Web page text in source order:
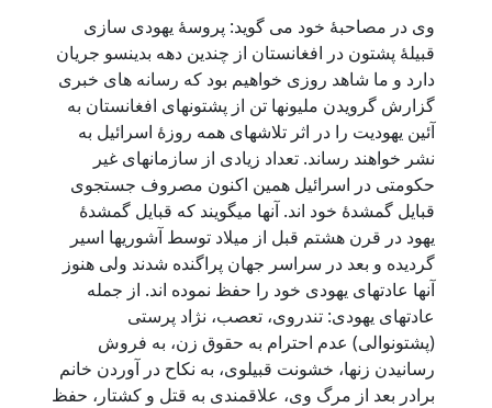
وی در مصاحبۀ خود می گوید: پروسۀ یهودی سازی
قبیلۀ پشتون در افغانستان از چندین دهه بدینسو جریان
دارد و ما شاهد روزی خواهیم بود که رسانه های خبری
گزارش گرویدن ملیونها تن از پشتونهای افغانستان به
آئین یهودیت را در اثر تلاشهای همه روزۀ اسرائیل به
نشر خواهند رساند. تعداد زیادی از سازمانهای غیر
حکومتی در اسرائیل همین اکنون مصروف جستجوی
قبایل گمشدۀ خود اند. آنها میگویند که قبایل گمشدۀ
یهود در قرن هشتم قبل از میلاد توسط آشوریها اسیر
گردیده و بعد در سراسر جهان پراگنده شدند ولی هنوز
آنها عادتهای یهودی خود را حفظ نموده اند. از جمله
عادتهای یهودی: تندروی، تعصب، نژاد پرستی
(پشتونوالی) عدم احترام به حقوق زن، به فروش
رسانیدن زنها، خشونت قبیلوی، به نکاح در آوردن خانم
برادر بعد از مرگ وی، علاقمندی به قتل و کشتار، حفظ